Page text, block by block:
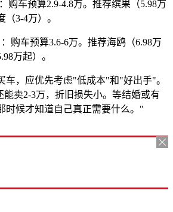
购车预算2.9-4.8万。推荐缤果（5.98万
3-4万）。
购车预算3.6-6万。推荐海鸥（6.98万
万起）。
车，应优先考虑"低成本"和"好出手"。
能卖2-3万，折旧损失小。等结婚或有
候才知道自己真正需要什么。"